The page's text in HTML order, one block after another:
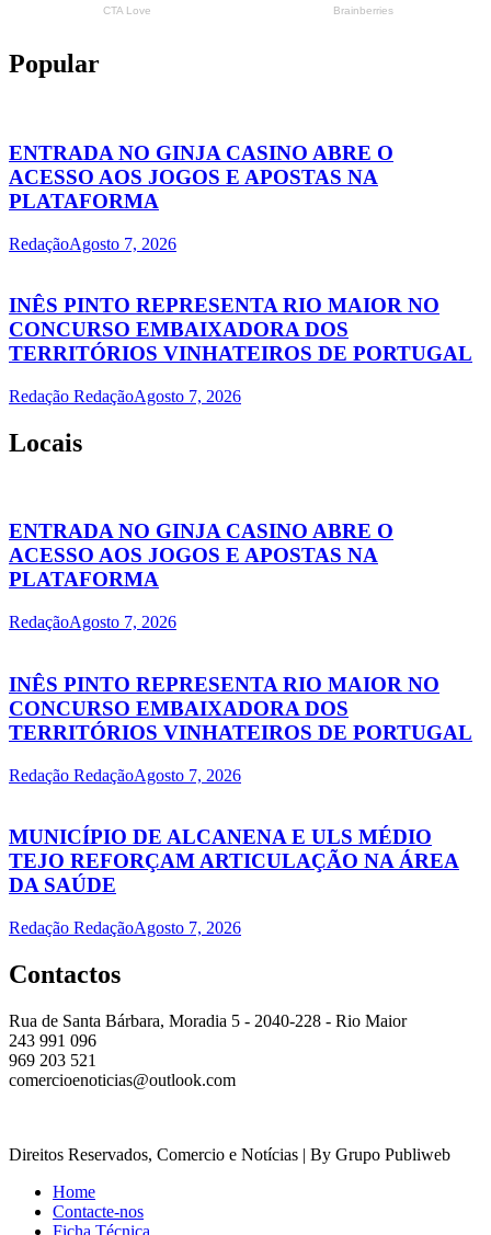
Popular
ENTRADA NO GINJA CASINO ABRE O
ACESSO AOS JOGOS E APOSTAS NA
PLATAFORMA
RedaçãoAgosto 7, 2026
INÊS PINTO REPRESENTA RIO MAIOR NO
CONCURSO EMBAIXADORA DOS
TERRITÓRIOS VINHATEIROS DE PORTUGAL
Redação RedaçãoAgosto 7, 2026
Locais
ENTRADA NO GINJA CASINO ABRE O
ACESSO AOS JOGOS E APOSTAS NA
PLATAFORMA
RedaçãoAgosto 7, 2026
INÊS PINTO REPRESENTA RIO MAIOR NO
CONCURSO EMBAIXADORA DOS
TERRITÓRIOS VINHATEIROS DE PORTUGAL
Redação RedaçãoAgosto 7, 2026
MUNICÍPIO DE ALCANENA E ULS MÉDIO
TEJO REFORÇAM ARTICULAÇÃO NA ÁREA
DA SAÚDE
Redação RedaçãoAgosto 7, 2026
Contactos
Rua de Santa Bárbara, Moradia 5 - 2040-228 - Rio Maior
243 991 096
969 203 521
comercioenoticias@outlook.com
Direitos Reservados, Comercio e Notícias | By Grupo Publiweb
Home
Contacte-nos
Ficha Técnica